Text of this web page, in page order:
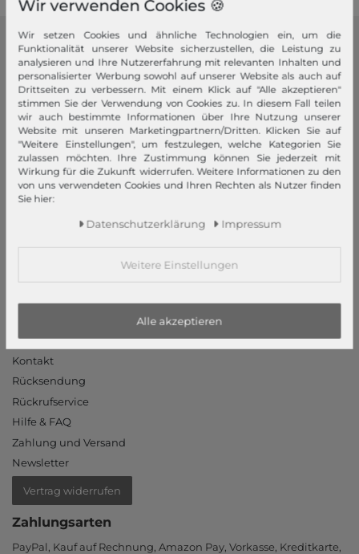
modeherz
Impressum
AGB
Widerrufsrecht
Datenschutzerklärung
Datenschutzeinstellungen
Barrierefreiheitserklärung
Jobs
Unsere Stores
Neukunde?
Kontakt
Rücksendung
Rückrufservice
Hilfe & FAQ
Zahlung und Versand
Newsletter
Vertrag widerrufen
Zahlungsarten
PayPal, Kauf auf Rechnung, Amazon Pay, Vor­kasse, Kredit­karte,
Wir verwenden Cookies 🍪
Wir setzen Cookies und ähnliche Technologien ein, um die
Funktionalität unserer Website sicherzustellen, die Leistung zu
analysieren und Ihre Nutzererfahrung mit relevanten Inhalten und
personalisierter Werbung sowohl auf unserer Website als auch auf
Drittseiten zu verbessern. Mit einem Klick auf "Alle akzeptieren"
stimmen Sie der Verwendung von Cookies zu. In diesem Fall teilen
wir auch bestimmte Informationen über Ihre Nutzung unserer
Website mit unseren Marketingpartnern/Dritten. Klicken Sie auf
"Weitere Einstellungen", um festzulegen, welche Kategorien Sie
zulassen möchten. Ihre Zustimmung können Sie jederzeit mit
Wirkung für die Zukunft widerrufen. Weitere Informationen zu den
von uns verwendeten Cookies und Ihren Rechten als Nutzer finden
Sie hier:
Daten­schutz­erklärung Impressum
Weitere Einstellungen
Alle akzeptieren